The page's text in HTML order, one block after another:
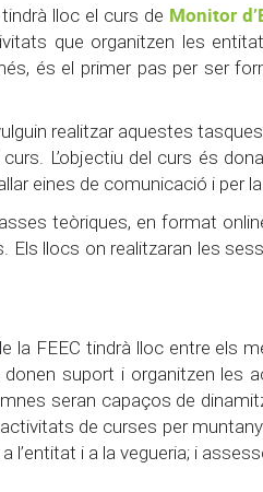
lloc el curs de Monitor
que organitzen les
és el primer pas per ser
realitzar aquestes
L’objectiu del curs és
eines de comunicació i per
teòriques, en format
Els llocs on realitzaran les
la FEEC tindrà lloc entre els
suport i organitzen les
seran capaços de
de curses per
i a la vegueria; i